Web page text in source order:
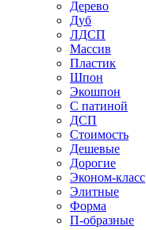
Дерево
Дуб
ЛДСП
Массив
Пластик
Шпон
Экошпон
С патиной
ДСП
Стоимость
Дешевые
Дорогие
Эконом-класс
Элитные
Форма
П-образные